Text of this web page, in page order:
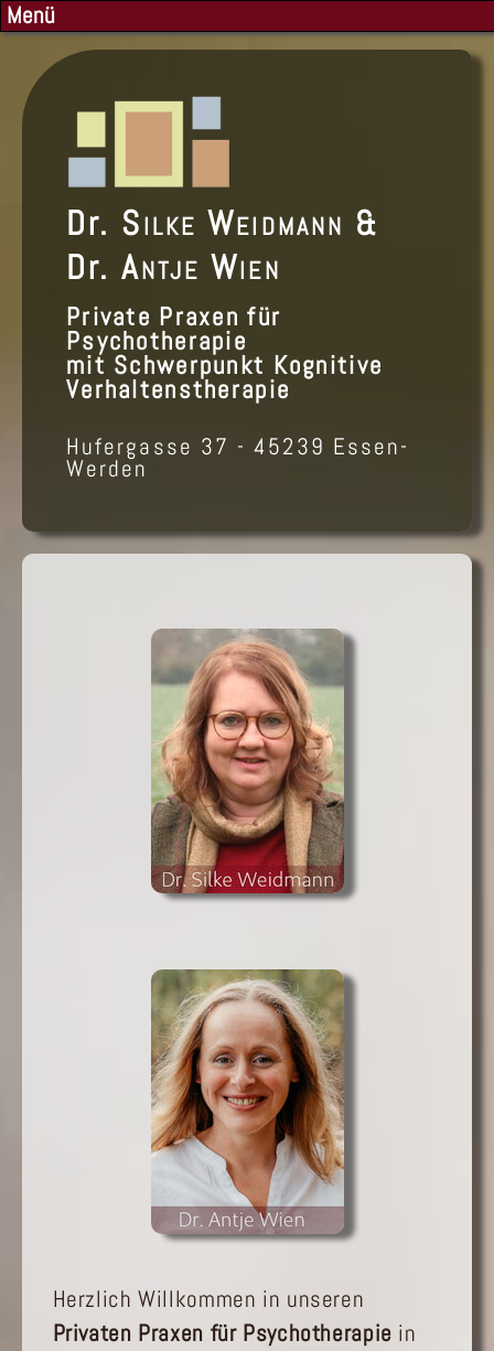
Menü
Dr. Silke Weidmann &
Dr.Antje Wien
Private Praxen für
Psychotherapie
mit Schwerpunkt Kognitive
Verhaltenstherapie
Hufergasse 37 - 45239 Essen-
Werden
Herzlich Willkommen in unseren
Privaten Praxen für Psychotherapie in